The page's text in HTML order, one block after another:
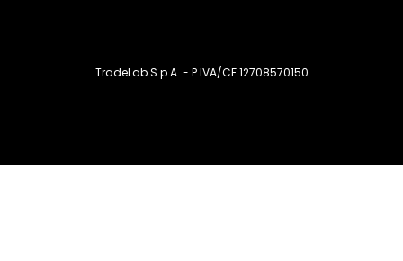
TradeLab S.p.A. - P.IVA/CF 12708570150